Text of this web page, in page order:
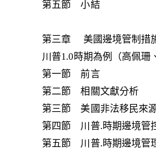
第五節 小結
第三章 美國邊境管制措
川普1.0時期為例（高佩珊
第一節 前言
第二節 相關文獻分析
第三節 美國非法移民來
第四節 川普.時期邊境管
第五節 川普.時期邊境管